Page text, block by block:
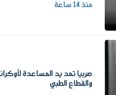
منذ 14 ساعة
صربيا تمد يد المساعدة
والقطاع الطبي